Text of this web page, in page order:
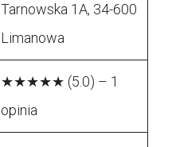
Tarnowska 1A, 34-600
Limanowa
★★★★★ (5.0) – 1
opinia